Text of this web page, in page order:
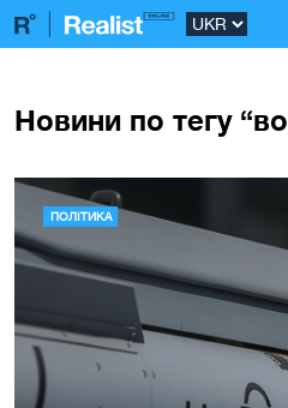
Новини по тегу
ПОЛІТИКА